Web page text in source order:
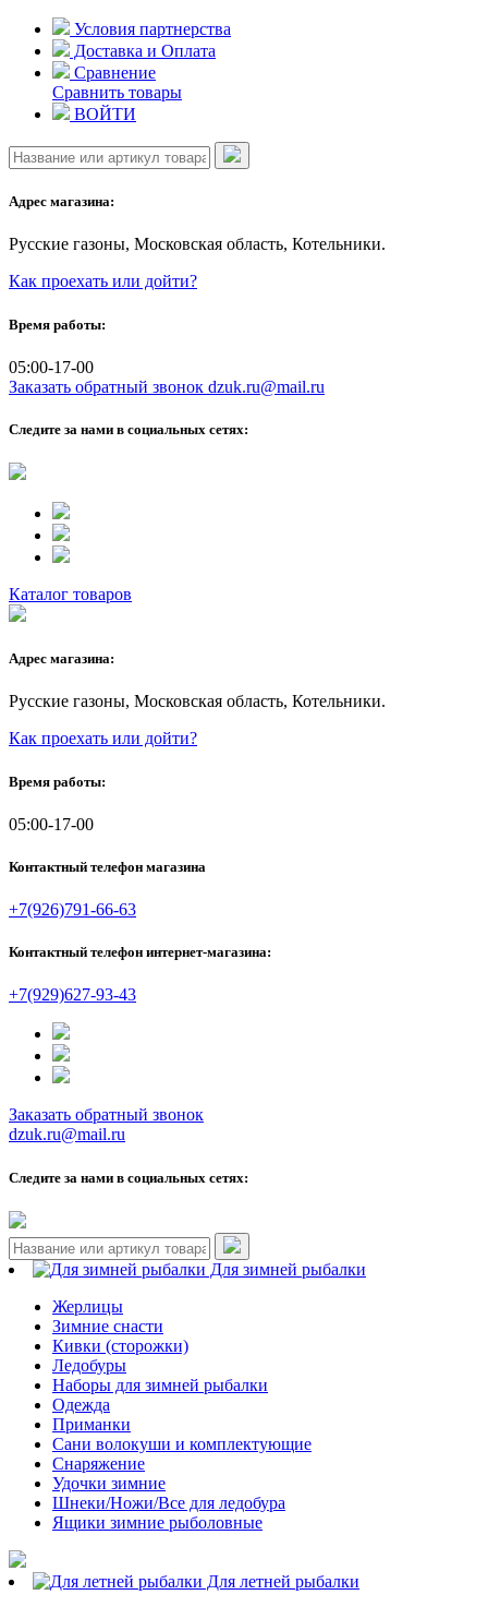
Skip
content
Условия партнерства
Доставка и Оплата
Сравнение
Сравнить товары
ВОЙТИ
Адрес магазина:
Русские газоны, Московская область, Котельники.
Как проехать или дойти?
Время работы:
05:00-17-00
Заказать обратный звонок dzuk.ru@mail.ru
Следите за нами в социальных сетях:
Каталог товаров
Адрес магазина:
Русские газоны, Московская область, Котельники.
Как проехать или дойти?
Время работы:
05:00-17-00
Контактный телефон магазина
+7(926)791-66-63
Контактный телефон интернет-магазина:
+7(929)627-93-43
Заказать обратный звонок
dzuk.ru@mail.ru
Следите за нами в социальных сетях:
Для зимней рыбалки
Жерлицы
Зимние снасти
Кивки (сторожки)
Ледобуры
Наборы для зимней рыбалки
Одежда
Приманки
Сани волокуши и комплектующие
Снаряжение
Удочки зимние
Шнеки/Ножи/Все для ледобура
Ящики зимние рыболовные
Для летней рыбалки